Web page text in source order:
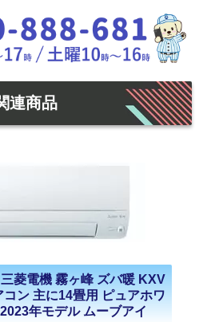
連商品
菱電機 霧ヶ峰 ズバ暖 KXV
ン 主に14畳用 ピュアホワ
年モデル ムーブアイ